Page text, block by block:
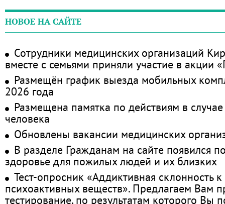
НОВОЕ НА САЙТЕ
Сотрудники медицинских организаций
вместе с семьями приняли участие в акции
Размещён график выезда мобильных
2026 года
Размещена памятка по действиям в
человека
Обновлены вакансии медицинских
В разделе Гражданам на сайте появился
здоровье для пожилых людей и их близких
Тест-опросник «Аддиктивная склонность
психоактивных веществ». Предлагаем Вам
тестирование, по результатам которого Вы